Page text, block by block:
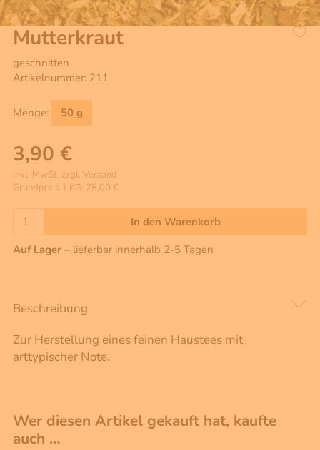
Mutterkraut
geschnitten
Artikelnummer: 211
Menge: 50 g
3,90 €
inkl. MwSt, zzgl. Versand
Grundpreis 1 KG: 78,00 €
In den Warenkorb
Auf Lager – lieferbar innerhalb 2-5 Tagen
Beschreibung
Zur Herstellung eines feinen Haustees mit
arttypischer Note.
Wer diesen Artikel gekauft hat, kaufte
auch …